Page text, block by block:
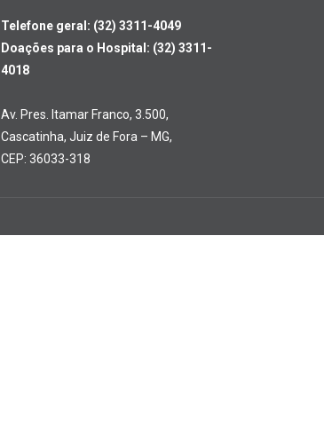
Telefone geral: (32) 3311-4049
Doações para o Hospital: (32) 3311-
4018
Av. Pres. Itamar Franco, 3.500,
Cascatinha, Juiz de Fora – MG,
CEP: 36033-318